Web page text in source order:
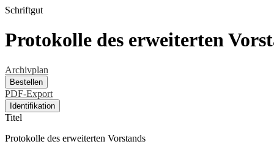
Schriftgut
Protokolle des erweiterten
Archivplan
Bestellen
PDF-Export
Identifikation
Titel
Protokolle des erweiterten Vorstands